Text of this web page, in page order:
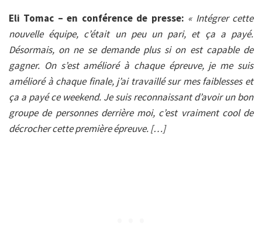
Eli Tomac – en conférence de presse: « Intégrer cette
nouvelle équipe, c’était un peu un pari, et ça a payé.
Désormais, on ne se demande plus si on est capable de
gagner. On s’est amélioré à chaque épreuve, je me suis
amélioré à chaque finale, j’ai travaillé sur mes faiblesses et
ça a payé ce weekend. Je suis reconnaissant d’avoir un bon
groupe de personnes derrière moi, c’est vraiment cool de
décrocher cette première épreuve. […]